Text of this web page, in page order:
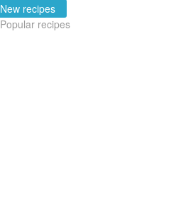
New recipes
Popular recipes